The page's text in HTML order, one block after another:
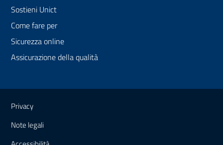
Sostieni Unict
Come fare per
Sicurezza online
Assicurazione della qualità
Link e informazioni utili
Privacy
Note legali